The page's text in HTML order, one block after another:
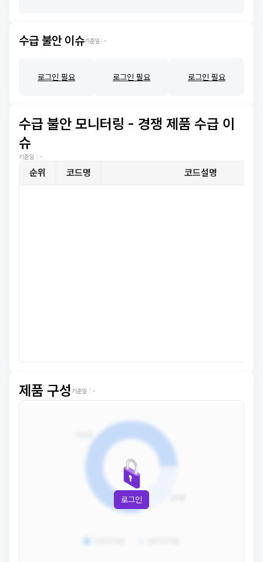
수급 불안 이슈기준일: -
로그인 필요 로그인 필요 로그인 필요
수급 불안 모니터링 - 경쟁 제품 수급 이
슈
기준일 : -
순위 코드명 코드설명
제품 구성기준일 : -
로그인